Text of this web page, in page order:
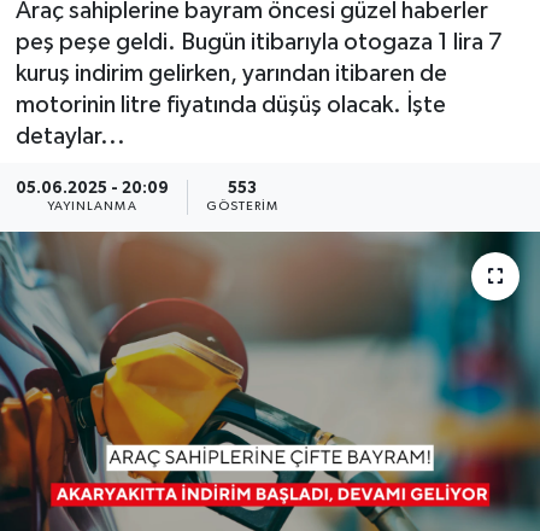
Araç sahiplerine bayram öncesi güzel haberler
peş peşe geldi. Bugün itibarıyla otogaza 1 lira 7
kuruş indirim gelirken, yarından itibaren de
motorinin litre fiyatında düşüş olacak. İşte
detaylar...
05.06.2025 - 20:09
YAYINLANMA
553
GÖSTERIM
KÜLTÜR SANAT
YAŞAM
SARIGÖL
SARUHANLI
KIRKAĞAÇ
GÖLMARMARA
GÖRDES
KÖPRÜBAŞI
KÖPRÜBAŞI
KULA
SARIGÖL
ŞEHZADELER
SELENDİ
SOMA
EKONOMİ
EĞİTİM
SPOR
LIFE
BİLİM VE TEKNOLOJİ
YAZARLAR